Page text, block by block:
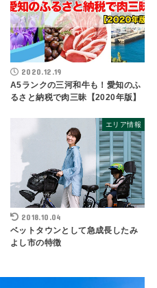
2020.12.19
A5ランクの三河和牛も！愛知のふ
るさと納税で肉三昧【2020年版】
エリア情報
2018.10.04
ベットタウンとして急成長したみ
よし市の特徴